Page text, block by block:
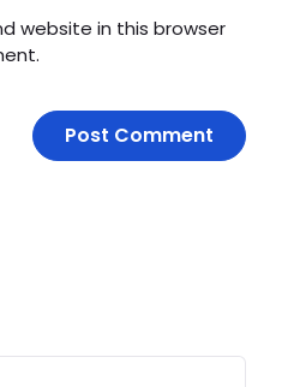
website in this browser